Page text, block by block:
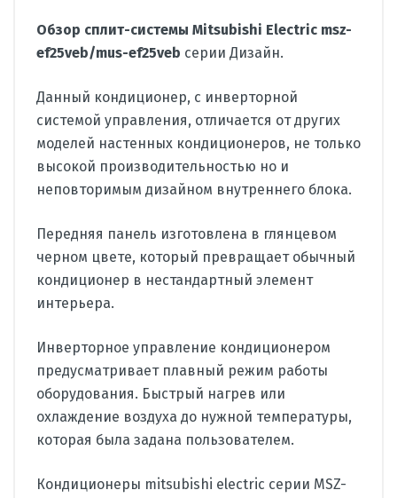
Обзор сплит-системы Mitsubishi Electric msz-
ef25veb/mus-ef25veb серии Дизайн.
Данный кондиционер, с инверторной
системой управления, отличается от других
моделей настенных кондиционеров, не только
высокой производительностью но и
неповторимым дизайном внутреннего блока.
Передняя панель изготовлена в глянцевом
черном цвете, который превращает обычный
кондиционер в нестандартный элемент
интерьера.
Инверторное управление кондиционером
предусматривает плавный режим работы
оборудования. Быстрый нагрев или
охлаждение воздуха до нужной температуры,
которая была задана пользователем.
Кондиционеры mitsubishi electric серии MSZ-